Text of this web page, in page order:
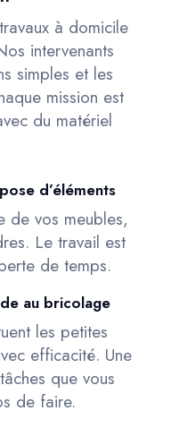
à domicile
intervenants
simples et les
mission est
du matériel
d’éléments
de vos meubles,
Le travail est
de temps.
au bricolage
les petites
efficacité. Une
que vous
de faire.